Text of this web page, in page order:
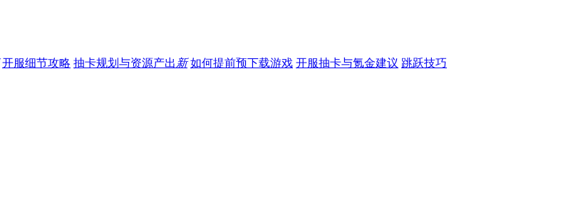
开服细节攻略 抽卡规划与资源产出 新 如何提前预下载游戏 开服抽卡与氪金建议 跳跃技巧